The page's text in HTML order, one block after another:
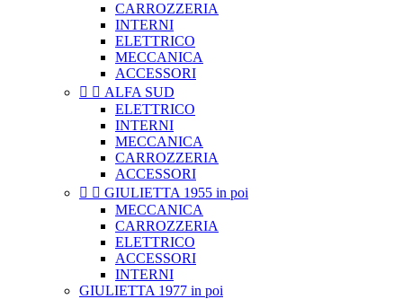
CARROZZERIA
INTERNI
ELETTRICO
MECCANICA
ACCESSORI
  ALFA SUD
ELETTRICO
INTERNI
MECCANICA
CARROZZERIA
ACCESSORI
  GIULIETTA 1955 in poi
MECCANICA
CARROZZERIA
ELETTRICO
ACCESSORI
INTERNI
GIULIETTA 1977 in poi